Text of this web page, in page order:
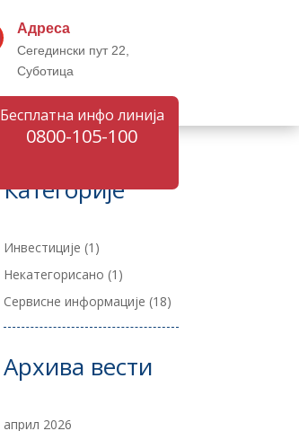
Адреса
Сегедински пут 22,
Суботица
Бесплатна инфо линија
0800-105-100
Категорије
Инвестиције (1)
Некатегорисано (1)
Сервисне информације (18)
Архива вести
април 2026